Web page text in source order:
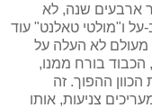
ארבעים שנה, לא
ו"מולטי טאלנט" עוד
מעולם לא העלה על
בורח ממנו,
הכוון ההפוך. זה
צניעות, אותו